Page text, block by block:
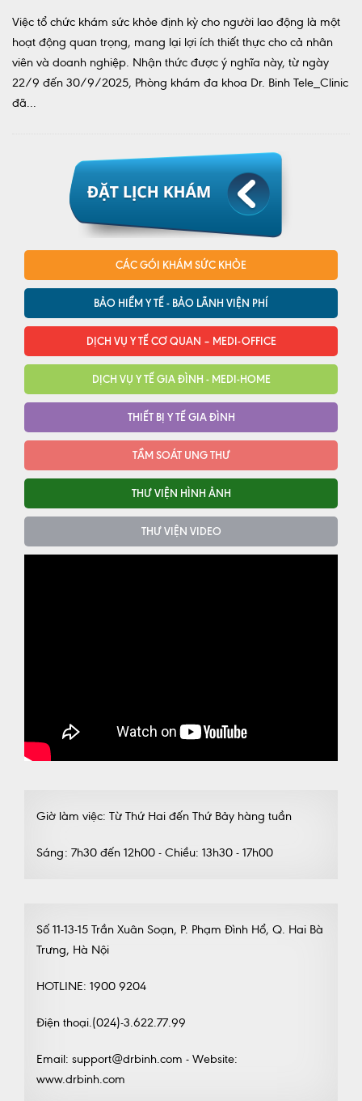
Việc tổ chức khám sức khỏe định kỳ cho người lao động là một
hoạt động quan trọng, mang lại lợi ích thiết thực cho cả nhân
viên và doanh nghiệp. Nhận thức được ý nghĩa này, từ ngày
22/9 đến 30/9/2025, Phòng khám đa khoa Dr. Binh Tele_Clinic
đã...
CÁC GÓI KHÁM SỨC KHỎE
BẢO HIỂM Y TẾ - BẢO LÃNH VIỆN PHÍ
DỊCH VỤ Y TẾ CƠ QUAN – MEDI-OFFICE
DỊCH VỤ Y TẾ GIA ĐÌNH - MEDI-HOME
THIẾT BỊ Y TẾ GIA ĐÌNH
TẦM SOÁT UNG THƯ
THƯ VIỆN HÌNH ẢNH
THƯ VIỆN VIDEO
Giờ làm việc: Từ Thứ Hai đến Thứ Bảy hàng tuần
Sáng: 7h30 đến 12h00 - Chiều: 13h30 - 17h00
Số 11-13-15 Trần Xuân Soạn, P. Phạm Đình Hổ, Q. Hai Bà
Trưng, Hà Nội
HOTLINE: 1900 9204
Điện thoại.(024)-3.622.77.99
Email: support@drbinh.com - Website:
www.drbinh.com